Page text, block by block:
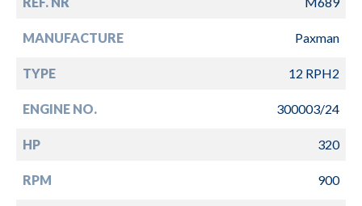
MANUFACTURE Paxman
TYPE 12 RPH2
ENGINE NO. 300003/24
HP 320
RPM 900